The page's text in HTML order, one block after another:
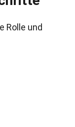
Rolle und